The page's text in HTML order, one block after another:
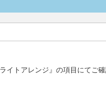
トアレンジ』の項目にてご確